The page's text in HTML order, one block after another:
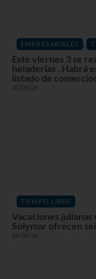
EMPRESARIALES
Este viernes 3 se
heladerías . Habrá
listado de
30/06/26
TIEMPO LIBRE
Vacaciones
Solymar ofrecen
26/06/26